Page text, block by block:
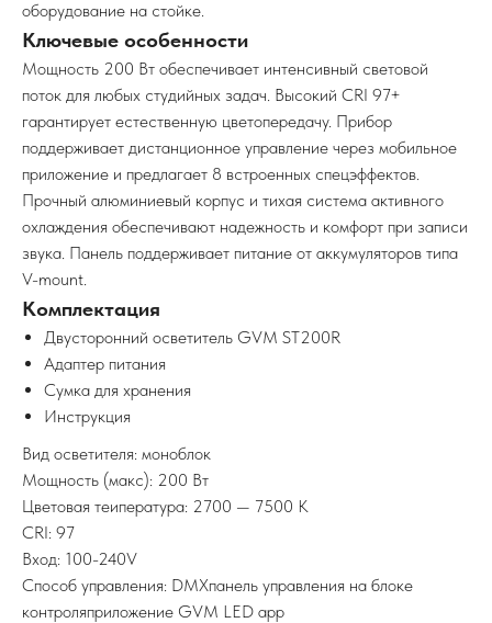
оборудование на стойке.
Ключевые особенности
Мощность 200 Вт обеспечивает интенсивный световой
поток для любых студийных задач. Высокий CRI 97+
гарантирует естественную цветопередачу. Прибор
поддерживает дистанционное управление через мобильное
приложение и предлагает 8 встроенных спецэффектов.
Прочный алюминиевый корпус и тихая система активного
охлаждения обеспечивают надежность и комфорт при записи
звука. Панель поддерживает питание от аккумуляторов типа
V-mount.
Комплектация
Двусторонний осветитель GVM ST200R
Адаптер питания
Сумка для хранения
Инструкция
Вид осветителя: моноблок
Мощность (макс): 200 Вт
Цветовая теипература: 2700 — 7500 K
CRI: 97
Вход: 100-240V
Способ управления: DMXпанель управления на блоке
контроляприложение GVM LED app